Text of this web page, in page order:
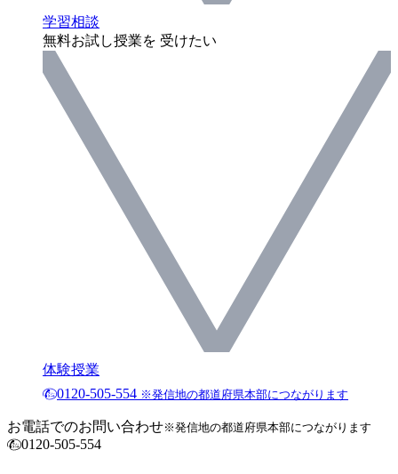
学習相談
無料お試し授業を 受けたい
体験授業
0120-505-554 ※発信地の都道府県本部につながります
お電話でのお問い合わせ※発信地の都道府県本部につながります
0120-505-554